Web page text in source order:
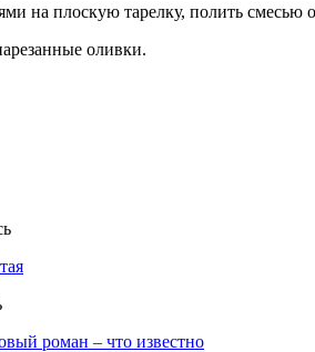
на плоскую тарелку, полить смесью
оливки.
роман – что известно